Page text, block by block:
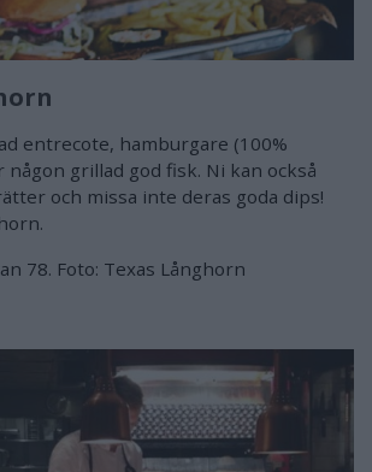
entrecote, hamburgare (100%
grillad god fisk. Ni kan också
och missa inte deras goda dips!
78. Foto: Texas Långhorn